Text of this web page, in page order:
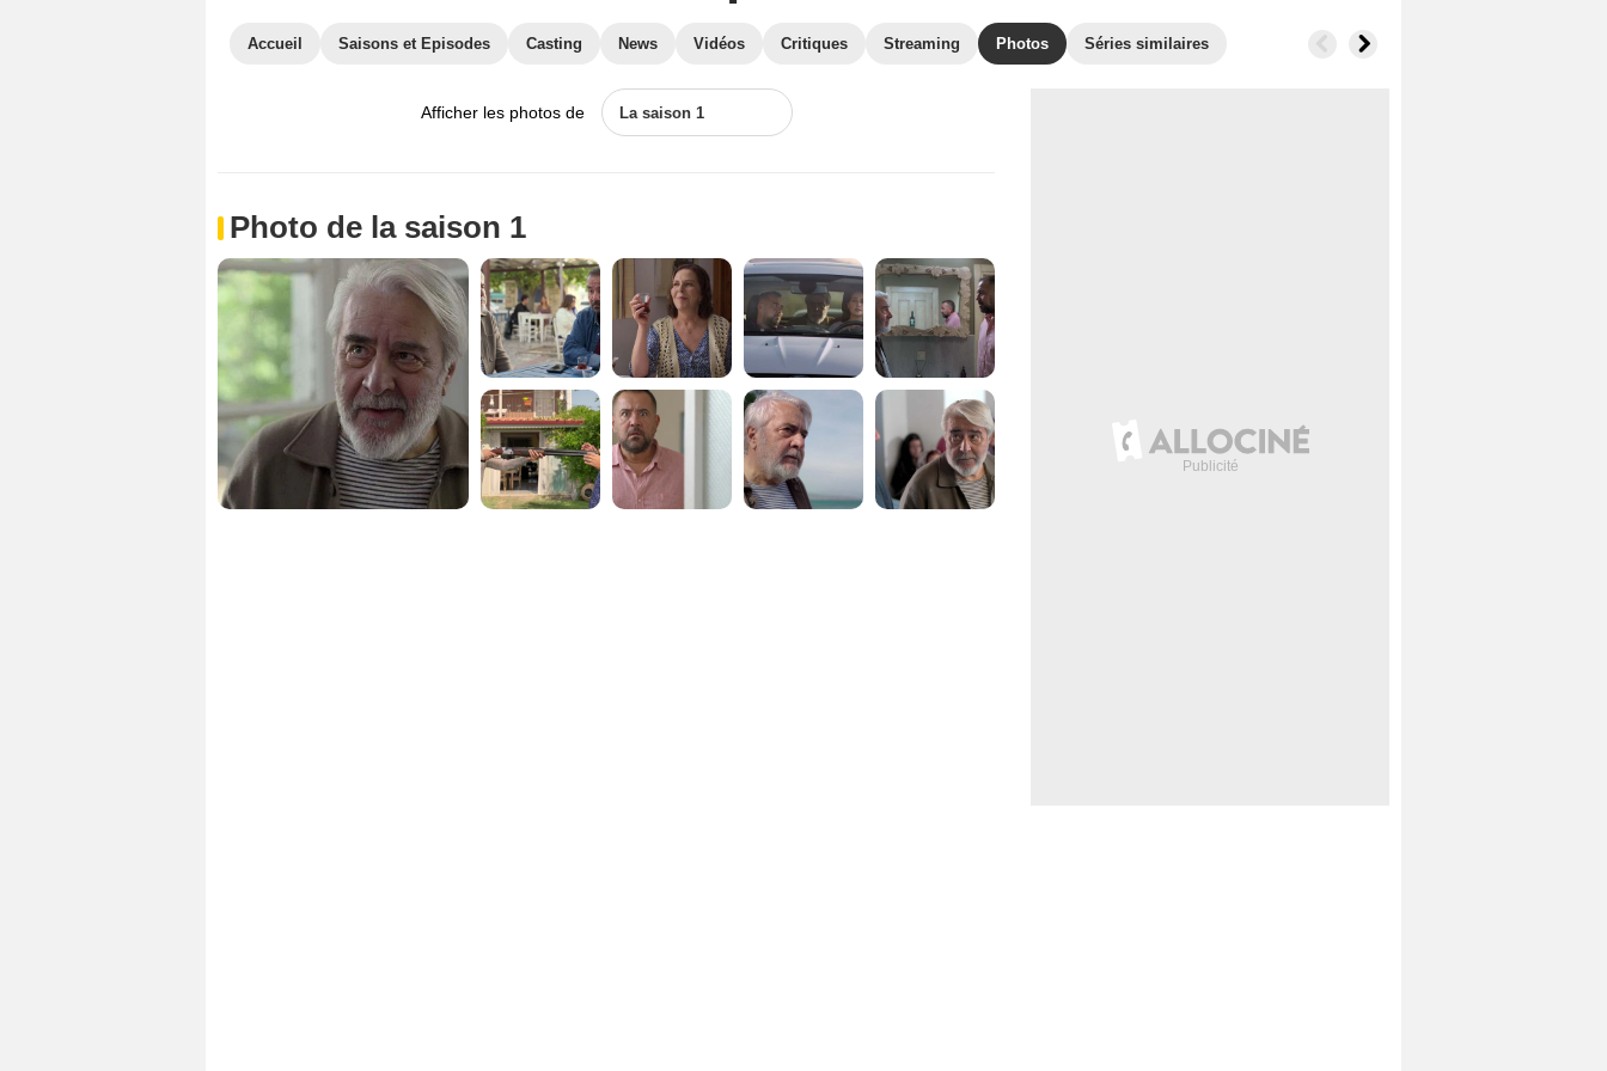
Accueil Saisons et Episodes Casting News Vidéos Critiques Streaming Photos Séries similaires
Afficher les photos de La saison 1
Photo de la saison 1